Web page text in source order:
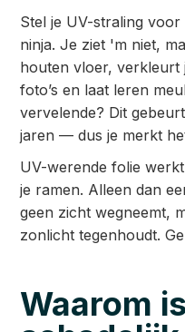
Stel je UV-straling
ninja. Je ziet 'm niet,
houten vloer, verkleurt
foto’s en laat leren
vervelende? Dit
jaren — dus je merkt
UV-werende folie
je ramen. Alleen dan
geen zicht wegneemt,
zonlicht tegenhoudt.
Waarom